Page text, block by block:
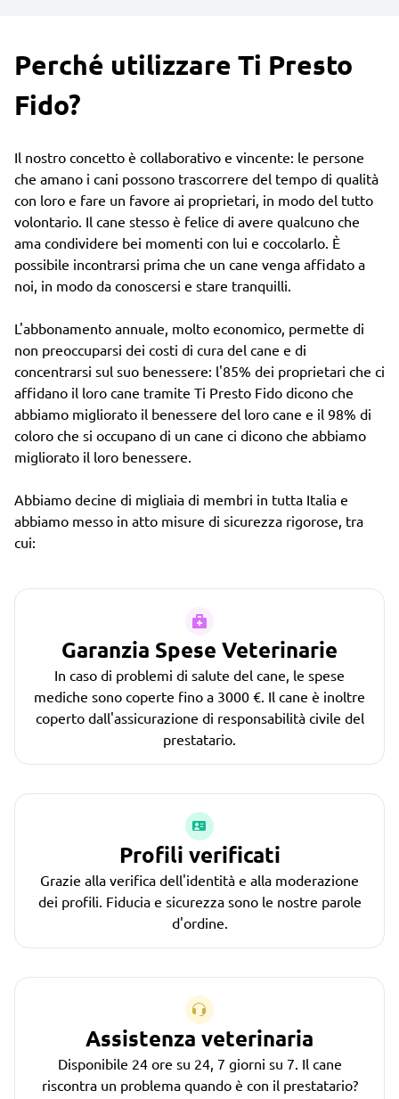
Perché utilizzare Ti Presto
Fido?
Il nostro concetto è collaborativo e vincente: le persone
che amano i cani possono trascorrere del tempo di qualità
con loro e fare un favore ai proprietari, in modo del tutto
volontario. Il cane stesso è felice di avere qualcuno che
ama condividere bei momenti con lui e coccolarlo. È
possibile incontrarsi prima che un cane venga affidato a
noi, in modo da conoscersi e stare tranquilli.
L'abbonamento annuale, molto economico, permette di
non preoccuparsi dei costi di cura del cane e di
concentrarsi sul suo benessere: l'85% dei proprietari che ci
affidano il loro cane tramite Ti Presto Fido dicono che
abbiamo migliorato il benessere del loro cane e il 98% di
coloro che si occupano di un cane ci dicono che abbiamo
migliorato il loro benessere.
Abbiamo decine di migliaia di membri in tutta Italia e
abbiamo messo in atto misure di sicurezza rigorose, tra
cui:
Garanzia Spese Veterinarie
In caso di problemi di salute del cane, le spese
mediche sono coperte fino a 3000 €. Il cane è inoltre
coperto dall'assicurazione di responsabilità civile del
prestatario.
Profili verificati
Grazie alla verifica dell'identità e alla moderazione
dei profili. Fiducia e sicurezza sono le nostre parole
d'ordine.
Assistenza veterinaria
Disponibile 24 ore su 24, 7 giorni su 7. Il cane
riscontra un problema quando è con il prestatario?